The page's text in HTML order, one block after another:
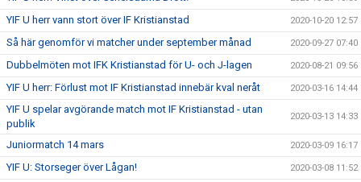
YIF U herr vann stort över IF Kristianstad 2020-10-20 12:57
Så här genomför vi matcher under september månad 2020-09-27 07:40
Dubbelmöten mot IFK Kristianstad för U- och J-lagen 2020-08-21 09:56
YIF U herr: Förlust mot IF Kristianstad innebär kval neråt 2020-03-16 14:44
YIF U spelar avgörande match mot IF Kristianstad - utan
publik
2020-03-13 14:33
Juniormatch 14 mars 2020-03-09 16:17
YIF U: Storseger över Lågan! 2020-03-08 11:52